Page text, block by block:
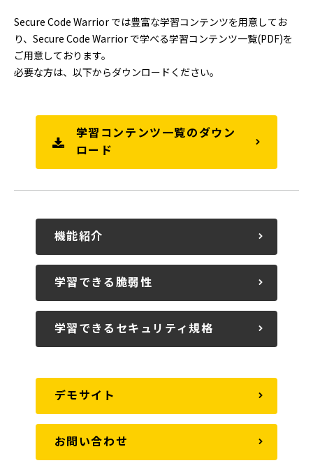
Secure Code Warrior では豊富な学習コンテンツを用意してお
り、Secure Code Warrior で学べる学習コンテンツ一覧(PDF)を
ご用意しております。
必要な方は、以下からダウンロードください。
学習コンテンツ一覧のダウン
ロード
機能紹介
学習できる脆弱性
学習できるセキュリティ規格
デモサイト
お問い合わせ